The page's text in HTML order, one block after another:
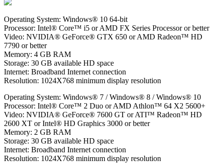
Operating System: Windows® 10 64-bit
Processor: Intel® Core™ i5 or AMD FX Series Processor or better
Video: NVIDIA® GeForce® GTX 650 or AMD Radeon™ HD
7790 or better
Memory: 4 GB RAM
Storage: 30 GB available HD space
Internet: Broadband Internet connection
Resolution: 1024X768 minimum display resolution
Operating System: Windows® 7 / Windows® 8 / Windows® 10
Processor: Intel® Core™ 2 Duo or AMD Athlon™ 64 X2 5600+
Video: NVIDIA® GeForce® 7600 GT or ATI™ Radeon™ HD
2600 XT or Intel® HD Graphics 3000 or better
Memory: 2 GB RAM
Storage: 30 GB available HD space
Internet: Broadband Internet connection
Resolution: 1024X768 minimum display resolution